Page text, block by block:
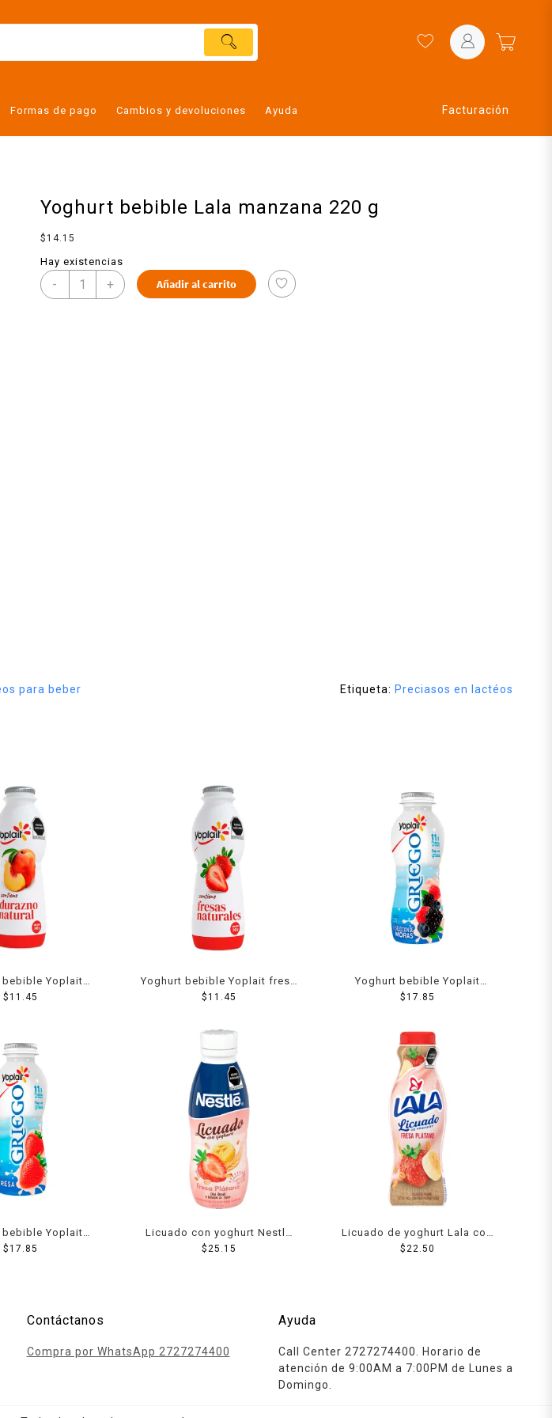
Formas de pago Cambios y devoluciones Ayuda Facturación
Yoghurt bebible Lala manzana 220 g
$ 14.15
Hay existencias
- + Añadir al carrito
para beber Etiqueta: Preciasos en lactéos
bebible Yoplait
242 g
$11.45
Yoghurt bebible Yoplait fresa
242 g
$11.45
Yoghurt bebible Yoplait
Griego con moras bajo en
$17.85
bebible Yoplait
fresas bajo en
$17.85
Licuado con yoghurt Nestlé
fresa plátano con avena y
$ 25.15
Licuado de yoghurt Lala con
fresa plátano y cereal 440 g
$ 22.50
Contáctanos
Compra por WhatsApp 2727274400
Ayuda
Call Center 2727274400. Horario de
atención de 9:00AM a 7:00PM de Lunes a
Domingo.